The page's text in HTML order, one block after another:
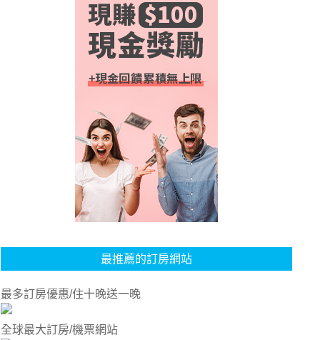
最推薦的訂房網站
最多訂房優惠/住十晚送一晚
全球最大訂房/機票網站